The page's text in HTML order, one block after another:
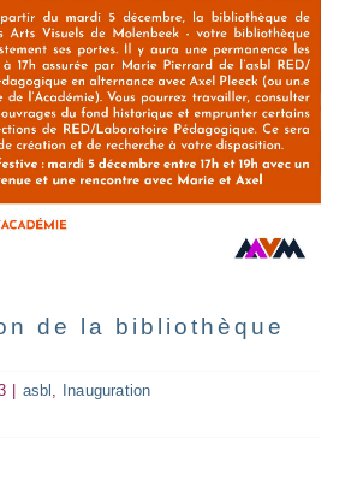
de la bibliothèque
asbl ,
Inauguration
« Gestes
» avec Joëlle
Berteaux
philosophico-artistique(s)